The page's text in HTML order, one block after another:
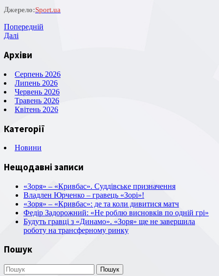
Джерело:Sport.ua
Навігація
Попередній
запис
Попередній
Наступний
Далі
Архіви
Серпень 2026
Липень 2026
Червень 2026
Травень 2026
Квітень 2026
Категорії
Новини
Нещодавні записи
«Зоря» – «Кривбас». Суддівське призначення
Владлен Юрченко – гравець «Зорі»!
«Зоря» – «Кривбас»: де та коли дивитися матч
Федір Задорожний: «Не роблю висновків по одній грі»
Будуть гравці з «Динамо». «Зоря» ще не завершила
роботу на трансферному ринку
Пошук
Пошук